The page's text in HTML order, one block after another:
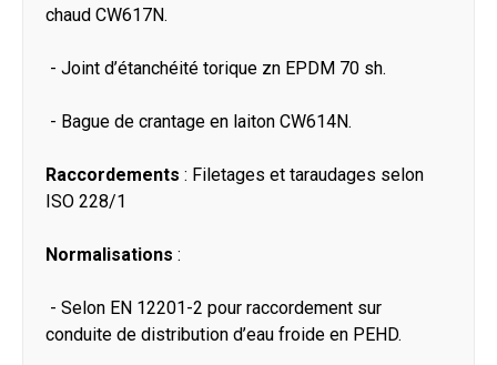
chaud CW617N.
- Joint d’étanchéité torique zn EPDM 70 sh.
- Bague de crantage en laiton CW614N.
Raccordements : Filetages et taraudages selon
ISO 228/1
Normalisations :
- Selon EN 12201-2 pour raccordement sur
conduite de distribution d’eau froide en PEHD.